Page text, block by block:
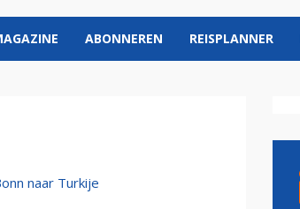
ABONNEREN REISPLANNER
naar Turkije